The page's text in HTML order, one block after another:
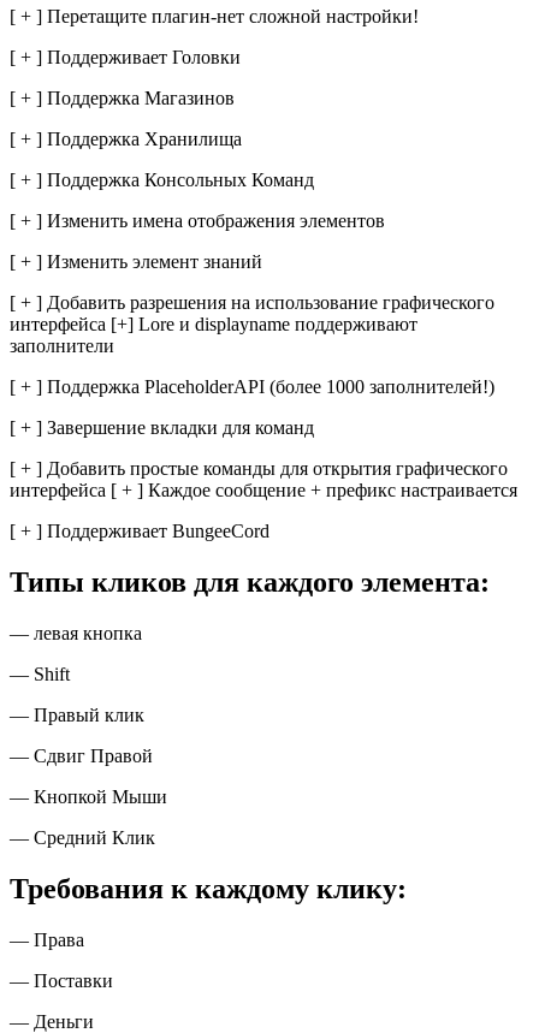
[ + ] Перетащите плагин-нет сложной настройки!
[ + ] Поддерживает Головки
[ + ] Поддержка Магазинов
[ + ] Поддержка Хранилища
[ + ] Поддержка Консольных Команд
[ + ] Изменить имена отображения элементов
[ + ] Изменить элемент знаний
[ + ] Добавить разрешения на использование графического
интерфейса [+] Lore и displayname поддерживают
заполнители
[ + ] Поддержка PlaceholderAPI (более 1000 заполнителей!)
[ + ] Завершение вкладки для команд
[ + ] Добавить простые команды для открытия графического
интерфейса [ + ] Каждое сообщение + префикс настраивается
[ + ] Поддерживает BungeeCord
Типы кликов для каждого элемента:
— левая кнопка
— Shift
— Правый клик
— Сдвиг Правой
— Кнопкой Мыши
— Средний Клик
Требования к каждому клику:
— Права
— Поставки
— Деньги